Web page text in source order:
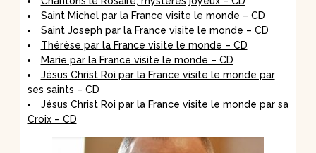
Saint Michel par la France visite le monde – CD
Saint Joseph par la France visite le monde – CD
Thérèse par la France visite le monde – CD
Marie par la France visite le monde – CD
Jésus Christ Roi par la France visite le monde par
ses saints – CD
Jésus Christ Roi par la France visite le monde par sa
Croix – CD